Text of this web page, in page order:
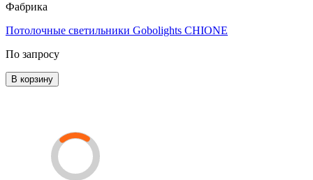
Фабрика
Потолочные светильники Gobolights CHIONE
По запросу
В корзину